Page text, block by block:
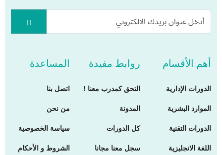
أهم الأقسام
الدورات الإدارية
الموارد البشرية
الدورات التقنية
اللغة الانجليزية
روابط مفيدة
التحق كمدرب معنا !
المدونة
كل الدورات
سجل معنا مجانا
المساعدة
اتصل بنا
من نحن
سياسة الخصوصية
الشروط و الأحكام